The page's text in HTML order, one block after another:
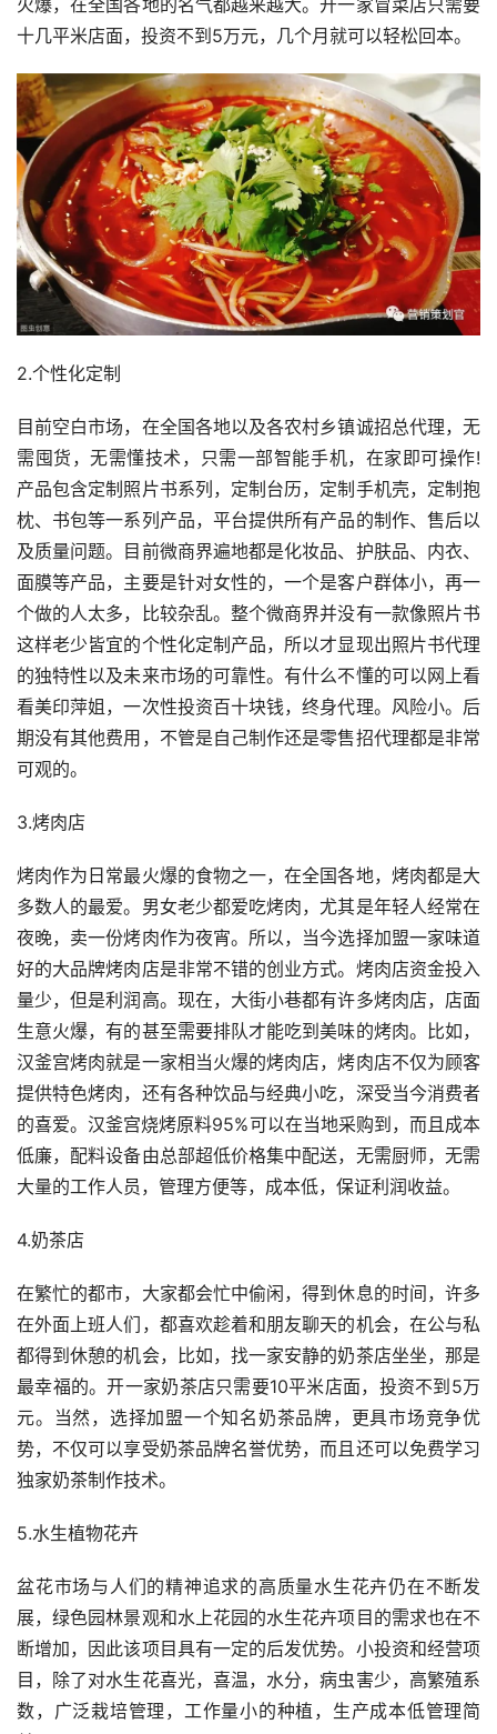
火爆，在全国各地的名气都越来越大。开一家冒菜店只需要
十几平米店面，投资不到5万元，几个月就可以轻松回本。
2.个性化定制
目前空白市场，在全国各地以及各农村乡镇诚招总代理，无
需囤货，无需懂技术，只需一部智能手机，在家即可操作!
产品包含定制照片书系列，定制台历，定制手机壳，定制抱
枕、书包等一系列产品，平台提供所有产品的制作、售后以
及质量问题。目前微商界遍地都是化妆品、护肤品、内衣、
面膜等产品，主要是针对女性的，一个是客户群体小，再一
个做的人太多，比较杂乱。整个微商界并没有一款像照片书
这样老少皆宜的个性化定制产品，所以才显现出照片书代理
的独特性以及未来市场的可靠性。有什么不懂的可以网上看
看美印萍姐，一次性投资百十块钱，终身代理。风险小。后
期没有其他费用，不管是自己制作还是零售招代理都是非常
可观的。
3.烤肉店
烤肉作为日常最火爆的食物之一，在全国各地，烤肉都是大
多数人的最爱。男女老少都爱吃烤肉，尤其是年轻人经常在
夜晚，卖一份烤肉作为夜宵。所以，当今选择加盟一家味道
好的大品牌烤肉店是非常不错的创业方式。烤肉店资金投入
量少，但是利润高。现在，大街小巷都有许多烤肉店，店面
生意火爆，有的甚至需要排队才能吃到美味的烤肉。比如，
汉釜宫烤肉就是一家相当火爆的烤肉店，烤肉店不仅为顾客
提供特色烤肉，还有各种饮品与经典小吃，深受当今消费者
的喜爱。汉釜宫烧烤原料95%可以在当地采购到，而且成本
低廉，配料设备由总部超低价格集中配送，无需厨师，无需
大量的工作人员，管理方便等，成本低，保证利润收益。
4.奶茶店
在繁忙的都市，大家都会忙中偷闲，得到休息的时间，许多
在外面上班人们，都喜欢趁着和朋友聊天的机会，在公与私
都得到休憩的机会，比如，找一家安静的奶茶店坐坐，那是
最幸福的。开一家奶茶店只需要10平米店面，投资不到5万
元。当然，选择加盟一个知名奶茶品牌，更具市场竞争优
势，不仅可以享受奶茶品牌名誉优势，而且还可以免费学习
独家奶茶制作技术。
5.水生植物花卉
盆花市场与人们的精神追求的高质量水生花卉仍在不断发
展，绿色园林景观和水上花园的水生花卉项目的需求也在不
断增加，因此该项目具有一定的后发优势。小投资和经营项
目，除了对水生花喜光，喜温，水分，病虫害少，高繁殖系
数，广泛栽培管理，工作量小的种植，生产成本低管理简